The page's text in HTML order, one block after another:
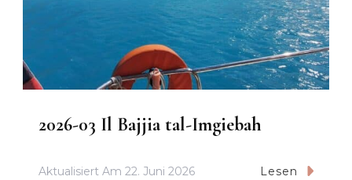
2026-03 Il Bajjia tal-Imgiebah
Aktualisiert Am 22. Juni 2026 Lesen